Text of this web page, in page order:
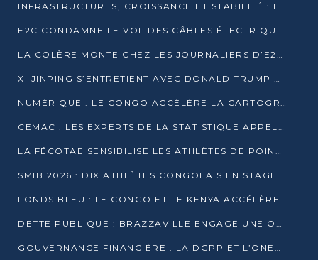
INFRASTRUCTURES, CROISSANCE ET STABILITÉ : LA GUINÉE AFFÛTE SES AMBITIONS
E2C CONDAMNE LE VOL DES CÂBLES ÉLECTRIQUES APRÈS UNE VIDÉO VIRALE
LA COLÈRE MONTE CHEZ LES JOURNALIERS D’E2C QUI DÉNONCENT 20 ANS DE PRÉCARITÉ
XI JINPING S’ENTRETIENT AVEC DONALD TRUMP À BEIJING
NUMÉRIQUE : LE CONGO ACCÉLÈRE LA CARTOGRAPHIE DE SES INFRASTRUCTURES DIGITALES
CEMAC : LES EXPERTS DE LA STATISTIQUE APPELLENT À RENFORCER LA SÉCURISATION DES DONNÉES
LA FÉCOTAE SENSIBILISE LES ATHLÈTES DE POINTE-NOIRE À L’HYGIÈNE ALIMENTA
SMIB 2026 : DIX ATHLÈTES CONGOLAIS EN STAGE AU KENYA
FONDS BLEU : LE CONGO ET LE KENYA ACCÉLÈRENT LA MOBILISATION DES FINANCEMENTS
DETTE PUBLIQUE : BRAZZAVILLE ENGAGE UNE OPÉRATION DE RACHAT DE 575 MILLIONS DE DOLLARS
GOUVERNANCE FINANCIÈRE : LA DGPP ET L’ONEC-C VERS UN PARTENARIAT POUR ASSAINIR LES ENTREPRISES PUBLIQUES